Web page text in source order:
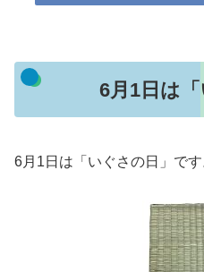
6月1日は「
6月1日は「いぐさの日」です